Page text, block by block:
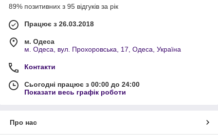
89% позитивних з 95 відгуків за рік
Працює з 26.03.2018
м. Одеса
м. Одеса, вул. Прохоровська, 17, Одеса, Україна
Контакти
Сьогодні працює з 00:00 до 24:00
Показати весь графік роботи
Про нас